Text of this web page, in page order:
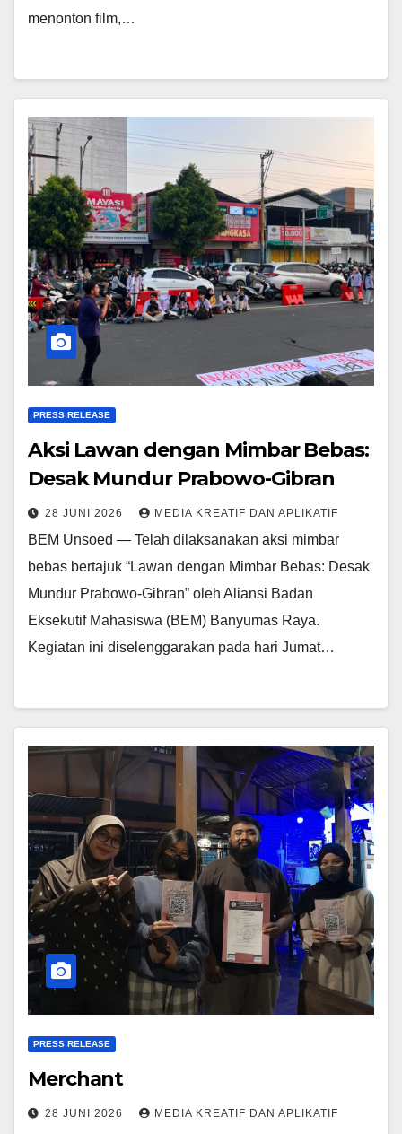
menonton film,…
PRESS RELEASE
Aksi Lawan dengan Mimbar Bebas:
Desak Mundur Prabowo-Gibran
28 JUNI 2026 MEDIA KREATIF DAN APLIKATIF
BEM Unsoed — Telah dilaksanakan aksi mimbar
bebas bertajuk “Lawan dengan Mimbar Bebas: Desak
Mundur Prabowo-Gibran” oleh Aliansi Badan
Eksekutif Mahasiswa (BEM) Banyumas Raya.
Kegiatan ini diselenggarakan pada hari Jumat…
PRESS RELEASE
Merchant
28 JUNI 2026 MEDIA KREATIF DAN APLIKATIF